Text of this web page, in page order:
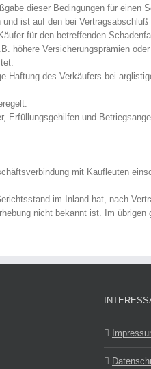
dieser Bedingungen für
ist auf den bei
für den betreffenden
höhere Versicherungsprämien
Haftung des Verkäufers bei
und
mit Kaufleuten
im Inland hat, nach
nicht bekannt ist. Im